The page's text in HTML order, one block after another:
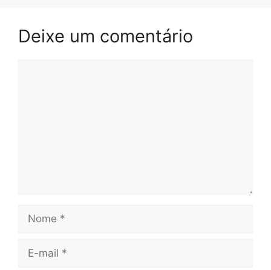
Deixe um comentário
Nome